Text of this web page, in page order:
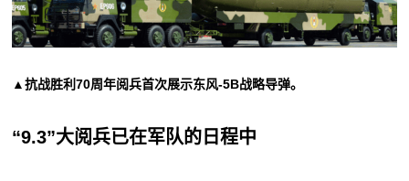
▲抗战胜利70周年阅兵首次展示东风-5B战略导弹。
“9.3”大阅兵已在军队的日程中